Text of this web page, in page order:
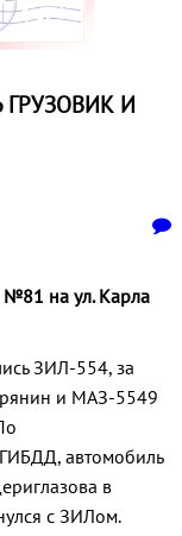
И
на ул. Карла
ЗИЛ-554, за
и МАЗ-5549
автомобиль
в
с ЗИЛом.